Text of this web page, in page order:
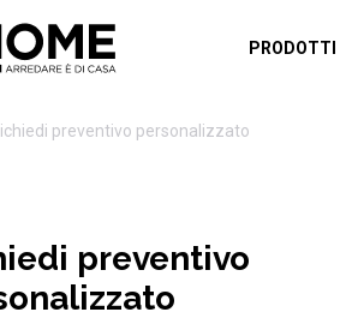
PRODOTTI
preventivo personalizzato
preventivo